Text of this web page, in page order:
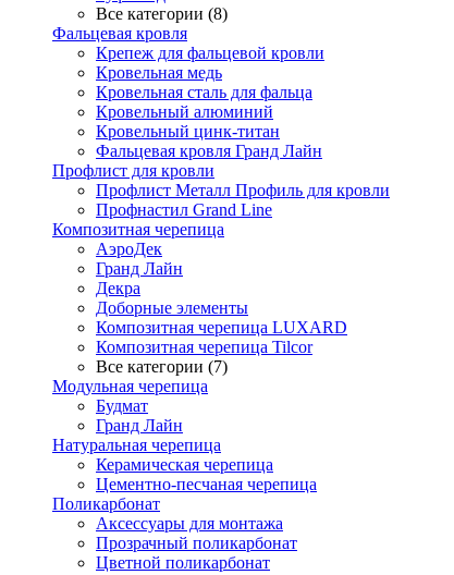
Все категории (8)
Фальцевая кровля
Крепеж для фальцевой кровли
Кровельная медь
Кровельная сталь для фальца
Кровельный алюминий
Кровельный цинк-титан
Фальцевая кровля Гранд Лайн
Профлист для кровли
Профлист Металл Профиль для кровли
Профнастил Grand Line
Композитная черепица
АэроДек
Гранд Лайн
Декра
Доборные элементы
Композитная черепица LUXARD
Композитная черепица Tilcor
Все категории (7)
Модульная черепица
Будмат
Гранд Лайн
Натуральная черепица
Керамическая черепица
Цементно-песчаная черепица
Поликарбонат
Аксессуары для монтажа
Прозрачный поликарбонат
Цветной поликарбонат